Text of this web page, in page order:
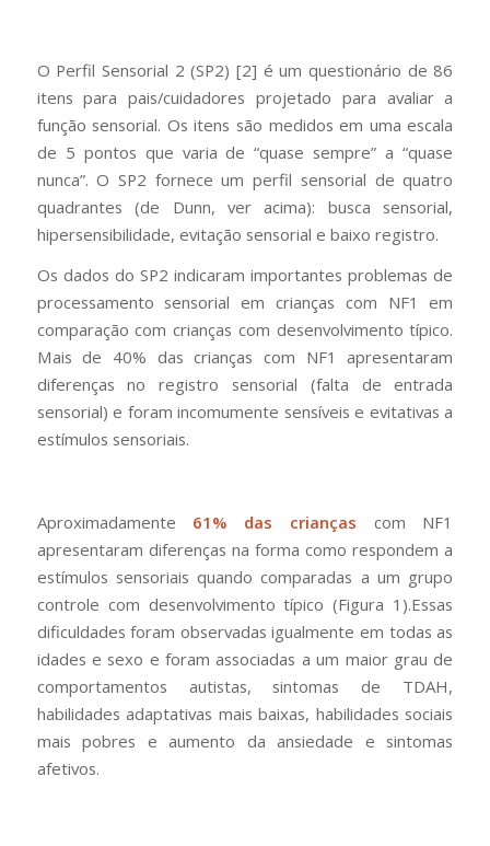
O Perfil Sensorial 2 (SP2) [2] é um questionário de 86
itens para pais/cuidadores projetado para avaliar a
função sensorial. Os itens são medidos em uma escala
de 5 pontos que varia de “quase sempre” a “quase
nunca”. O SP2 fornece um perfil sensorial de quatro
quadrantes (de Dunn, ver acima): busca sensorial,
hipersensibilidade, evitação sensorial e baixo registro.
Os dados do SP2 indicaram importantes problemas de
processamento sensorial em crianças com NF1 em
comparação com crianças com desenvolvimento típico.
Mais de 40% das crianças com NF1 apresentaram
diferenças no registro sensorial (falta de entrada
sensorial) e foram incomumente sensíveis e evitativas a
estímulos sensoriais.
Aproximadamente 61% das crianças com NF1
apresentaram diferenças na forma como respondem a
estímulos sensoriais quando comparadas a um grupo
controle com desenvolvimento típico (Figura 1).Essas
dificuldades foram observadas igualmente em todas as
idades e sexo e foram associadas a um maior grau de
comportamentos autistas, sintomas de TDAH,
habilidades adaptativas mais baixas, habilidades sociais
mais pobres e aumento da ansiedade e sintomas
afetivos.